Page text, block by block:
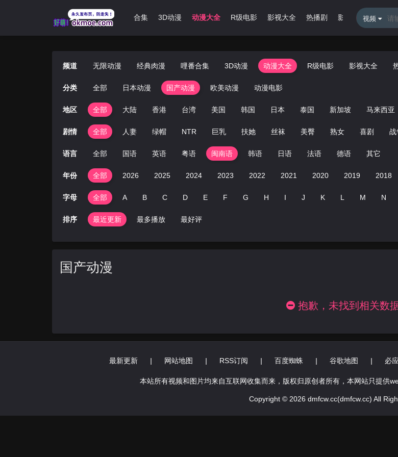
无限动漫 经典肉漫 哩番合集 3D动漫 动漫大全 R级电影 影视大全 热播剧 影视专题 最近
视频
频道 无限动漫 经典肉漫 哩番合集 3D动漫 动漫大全 R级电影 影视大全
分类 全部 日本动漫 国产动漫 欧美动漫 动漫电影
地区 全部 大陆 香港 台湾 美国 韩国 日本 泰国 新加坡 马来西亚
剧情 全部 人妻 绿帽 NTR 巨乳 扶她 丝袜 美臀 熟女 喜剧 战
语言 全部 国语 英语 粤语 闽南语 韩语 日语 法语 德语 其它
年份 全部 2026 2025 2024 2023 2022 2021 2020 2019 2018
字母 全部 A B C D E F G H I J K L M N
排序 最近更新 最多播放 最好评
国产动漫
抱歉，未找到相关数
最新更新 | 网站地图 | RSS订阅 | 百度蜘蛛 | 谷歌地图 | 必
本站所有视频和图片均来自互联网收集而来，版权归原创者所有，本网站只提供
Copyright © 2026 dmfcw.cc(dmfcw.cc) All